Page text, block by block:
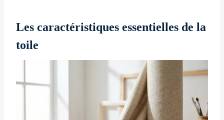
Les caractéristiques essentielles de la
toile